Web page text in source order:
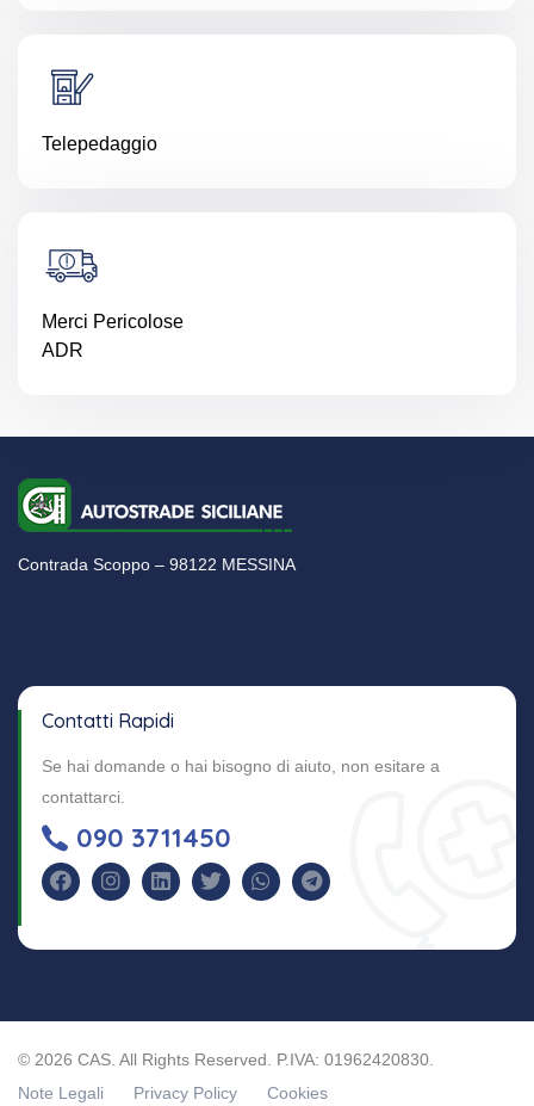
Telepedaggio
Merci Pericolose
ADR
Contrada Scoppo – 98122 MESSINA
Contatti Rapidi
Se hai domande o hai bisogno di aiuto, non esitare a
contattarci.
090 3711450
© 2026 CAS. All Rights Reserved. P.IVA: 01962420830.
Note Legali
Privacy Policy Cookies